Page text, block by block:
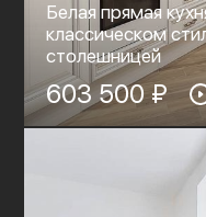
Белая прямая
классическом
столешницей
603 500 ₽